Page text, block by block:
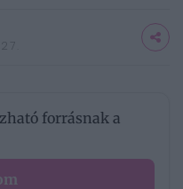
forrásnak a